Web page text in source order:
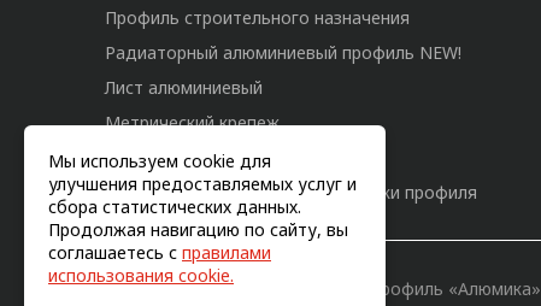
Мы используем cookie для
улучшения предоставляемых услуг и
сбора статистических данных.
Продолжая навигацию по сайту, вы
соглашаетесь с правилами
использования cookie.
Профиль строительного назначения
Радиаторный алюминиевый профиль NEW!
Лист алюминиевый
Метрический крепеж
Конструкции из профиля
Услуги дополнительной обработки профиля
© 2011-2026, Конструкционный профиль «Алюмика»